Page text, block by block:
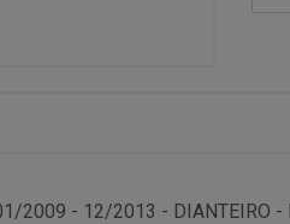
2009 - 12/2013 - DIANTEIRO -